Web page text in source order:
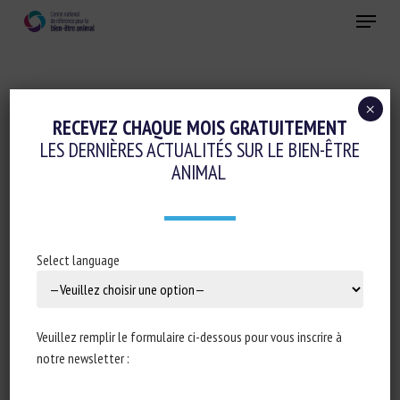
Menu
Cognition-émotions
RATS CAN ‘IMAGINE’ PLACES THEY’VE
Type de document : actualité publiée dans Science
RECEVEZ CHAQUE MOIS GRATUITEMENT
LES DERNIÈRES ACTUALITÉS SUR LE BIEN-ÊTRE
ANIMAL
Select language
Veuillez remplir le formulaire ci-dessous pour vous inscrire à
notre newsletter :
×